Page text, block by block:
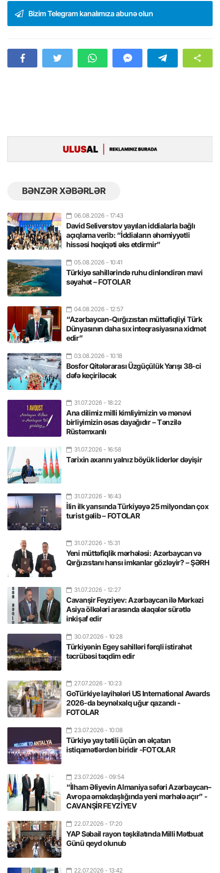
Bizim Telegram kanalımıza abunə olun
BƏNZƏR XƏBƏRLƏR
06.08.2026 - 17:43
David Seliverstov yayılan iddialarla bağlı
açıqlama verib: “İddiaların əhəmiyyətli
hissəsi həqiqəti əks etdirmir”
05.08.2026 - 10:41
Türkiyə sahillərində ruhu dinləndirən mavi
səyahət – FOTOLAR
04.08.2026 - 12:57
“Azərbaycan-Qırğızıstan müttəfiqliyi Türk
Dünyasının daha sıx inteqrasiyasına xidmət
edir”
03.08.2026 - 10:18
Bosfor Qitələrarası Üzgüçülük Yarışı 38-ci
dəfə keçiriləcək
31.07.2026 - 18:22
Ana dilimiz milli kimliyimizin və mənəvi
birliyimizin əsas dayağıdır – Tənzilə
Rüstəmxanlı
31.07.2026 - 16:58
Tarixin axarını yalnız böyük liderlər dəyişir
31.07.2026 - 16:43
İlin ilk yarısında Türkiyəyə 25 milyondan çox
turist gəlib – FOTOLAR
31.07.2026 - 15:31
Yeni müttəfiqlik mərhələsi: Azərbaycan və
Qırğızıstanı hansı imkanlar gözləyir? – ŞƏRH
31.07.2026 - 12:27
Cavanşir Feyziyev: Azərbaycan ilə Mərkəzi
Asiya ölkələri arasında əlaqələr sürətlə
inkişaf edir
30.07.2026 - 10:28
Türkiyənin Egey sahilləri fərqli istirahət
təcrübəsi təqdim edir
27.07.2026 - 10:23
GoTürkiye layihələri US International Awards
2026-da beynəlxalq uğur qazandı -
FOTOLAR
23.07.2026 - 10:08
Türkiyə yay tətili üçün ən əlçatan
istiqamətlərdən biridir -FOTOLAR
23.07.2026 - 09:54
“İlham Əliyevin Almaniya səfəri Azərbaycan–
Avropa əməkdaşlığında yeni mərhələ açır” -
CAVANŞİR FEYZİYEV
22.07.2026 - 17:20
YAP Səbail rayon təşkilatında Milli Mətbuat
Günü qeyd olunub
22.07.2026 - 13:42